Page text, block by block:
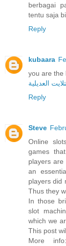
berbagai
tentu saja
Reply
kubaara
you are the
العديلية
Reply
Steve
Online
games
players
an
players did
Thus they
In those
slot
which we
This post
More info: